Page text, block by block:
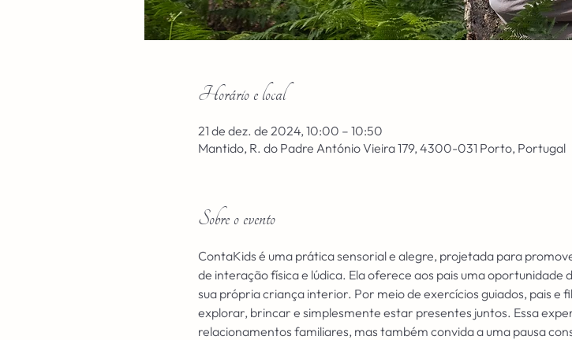
Horário e local
21 de dez. de 2024, 10:00 – 10:50
Mantido, R. do Padre António Vieira 179, 4300-031 Porto, Portugal
Sobre o evento
ContaKids é uma prática sensorial e alegre, projetada para
de interação física e lúdica. Ela oferece aos pais uma
sua própria criança interior. Por meio de exercícios guiados, pais e
explorar, brincar e simplesmente estar presentes juntos. Essa
relacionamentos familiares, mas também convida a uma pausa